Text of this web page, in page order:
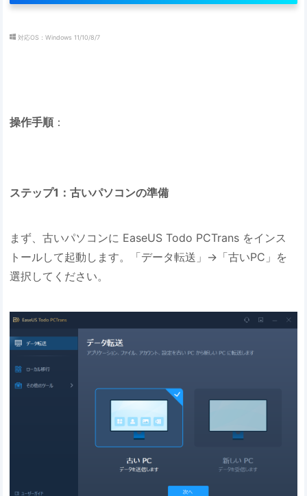
対応OS：Windows 11/10/8/7
操作手順 ：
ステップ1：古いパソコンの準備
まず、古いパソコンに EaseUS Todo PCTrans をインス
トールして起動します。「データ転送」→「古いPC」を
選択してください。